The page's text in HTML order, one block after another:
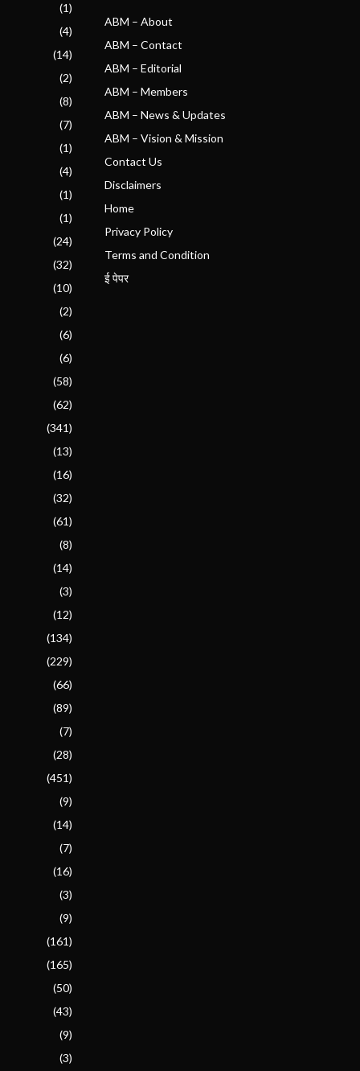
(1)
(4)
(14)
(2)
(8)
(7)
(1)
(4)
(1)
(1)
(24)
(32)
(10)
(2)
(6)
(6)
(58)
(62)
(341)
(13)
(16)
(32)
(61)
(8)
(14)
(3)
(12)
(134)
(229)
(66)
(89)
(7)
(28)
(451)
(9)
(14)
(7)
(16)
(3)
(9)
(161)
(165)
(50)
(43)
(9)
(3)
ABM – About
ABM – Contact
ABM – Editorial
ABM – Members
ABM – News & Updates
ABM – Vision & Mission
Contact Us
Disclaimers
Home
Privacy Policy
Terms and Condition
ई पेपर